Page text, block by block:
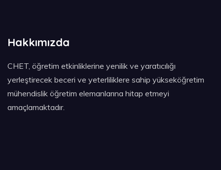
Hakkımızda
CHET, öğretim etkinliklerine yenilik ve yaratıcılığı
yerleştirecek beceri ve yeterliliklere sahip yükseköğretim
mühendislik öğretim elemanlarına hitap etmeyi
amaçlamaktadır.